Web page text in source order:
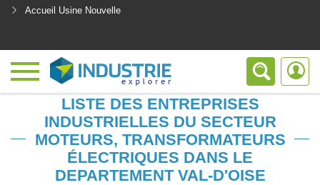
Accueil Usine Nouvelle
LISTE DES ENTREPRISES
INDUSTRIELLES DU SECTEUR
MOTEURS, TRANSFORMATEURS
ÉLECTRIQUES DANS LE
DEPARTEMENT VAL-D'OISE